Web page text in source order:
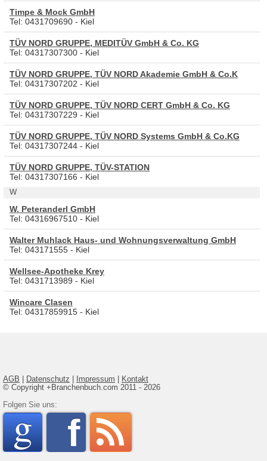
Timpe & Mock GmbH
Tel: 0431709690 - Kiel
TÜV NORD GRUPPE, MEDITÜV GmbH & Co. KG
Tel: 04317307300 - Kiel
TÜV NORD GRUPPE, TÜV NORD Akademie GmbH & Co.K
Tel: 04317307202 - Kiel
TÜV NORD GRUPPE, TÜV NORD CERT GmbH & Co. KG
Tel: 04317307229 - Kiel
TÜV NORD GRUPPE, TÜV NORD Systems GmbH & Co.KG
Tel: 04317307244 - Kiel
TÜV NORD GRUPPE, TÜV-STATION
Tel: 04317307166 - Kiel
W
W. Peteranderl GmbH
Tel: 04316967510 - Kiel
Walter Muhlack Haus- und Wohnungsverwaltung GmbH
Tel: 043171555 - Kiel
Wellsee-Apotheke Krey
Tel: 0431713989 - Kiel
Wincare Clasen
Tel: 04317859915 - Kiel
AGB Datenschutz Impressum
Kontakt
© Copyright +Branchenbuch.com 2011 - 2026
Folgen Sie uns:
google